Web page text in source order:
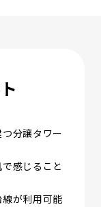
分譲タワー
感じること
が利用可能